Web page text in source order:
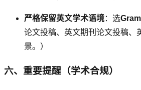
严格保留英文学术语境：选
论文投稿、英文期刊论文投稿、
景。）
六、重要提醒（学术合规）